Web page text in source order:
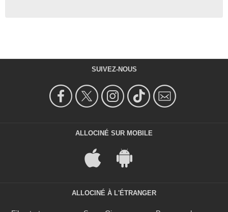
SUIVEZ-NOUS
ALLOCINÉ SUR MOBILE
ALLOCINÉ À L'ÉTRANGER